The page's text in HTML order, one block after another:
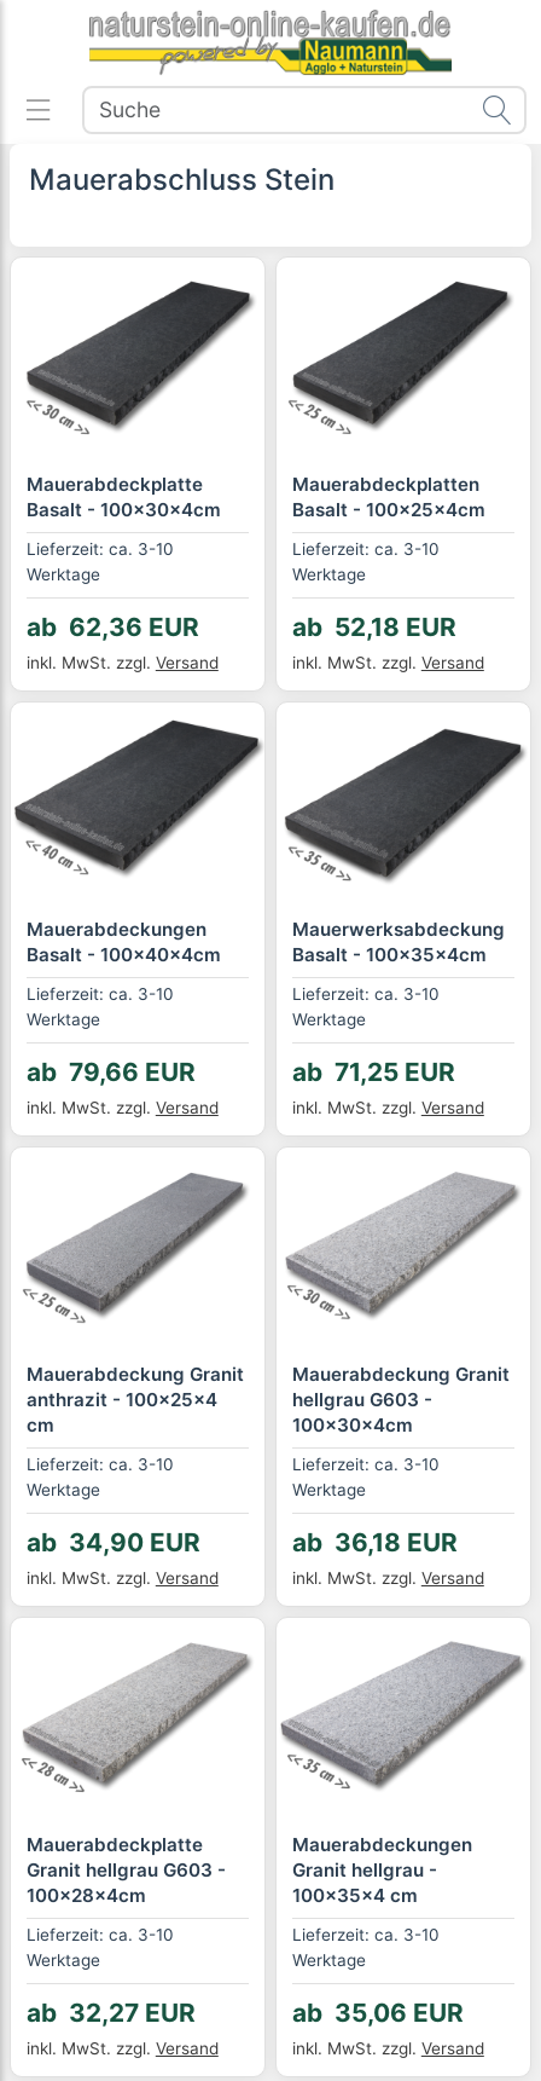
Mauerabschluss Stein
Mauerabdeckplatte
Basalt - 100x30x4cm
Lieferzeit: ca. 3-10
Werktage
ab 62,36 EUR
inkl. MwSt. zzgl. Versand
Mauerabdeckplatten
Basalt - 100x25x4cm
Lieferzeit: ca. 3-10
Werktage
ab 52,18 EUR
inkl. MwSt. zzgl. Versand
Mauerabdeckungen
Basalt - 100x40x4cm
Lieferzeit: ca. 3-10
Werktage
ab 79,66 EUR
inkl. MwSt. zzgl. Versand
Mauerwerksabdeckung
Basalt - 100x35x4cm
Lieferzeit: ca. 3-10
Werktage
ab 71,25 EUR
inkl. MwSt. zzgl. Versand
Mauerabdeckung Granit
anthrazit - 100x25x4
cm
Lieferzeit: ca. 3-10
Werktage
ab 34,90 EUR
inkl. MwSt. zzgl. Versand
Mauerabdeckung Granit
hellgrau G603 -
100x30x4cm
Lieferzeit: ca. 3-10
Werktage
ab 36,18 EUR
inkl. MwSt. zzgl. Versand
Mauerabdeckplatte
Granit hellgrau G603 -
100x28x4cm
Lieferzeit: ca. 3-10
Werktage
ab 32,27 EUR
inkl. MwSt. zzgl. Versand
Mauerabdeckungen
Granit hellgrau -
100x35x4 cm
Lieferzeit: ca. 3-10
Werktage
ab 35,06 EUR
inkl. MwSt. zzgl. Versand